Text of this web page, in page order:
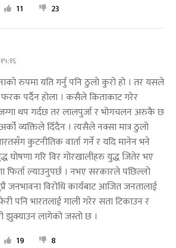
11 23
रुपमा यति गर्नु पनि ठुलो कुरो हो । तर यसले
पर्दैन होला । कसैले किताकाट गरेर
थप गर्दछ तर लालपुर्जा र भोगचलन अरुकै छ
व्यक्तिले दिँदैन । त्यसैले नक्सा मात्र ठुलो
कुटनीतिक वार्ता गर्ने र यदि मानेन भने
घोषणा गरि विर गोरखालीहरु युद्ध जितेर भए
फिर्ता ल्याउनुपर्छ । नभए सरकारले पछिल्लो
जनभावना विरोधि कार्यबाट आजित जनतालाई
पनि भारतलाई गाली गरेर सता टिकाउन र
झुक्याउन लागेको जस्तो छ ।
19 8